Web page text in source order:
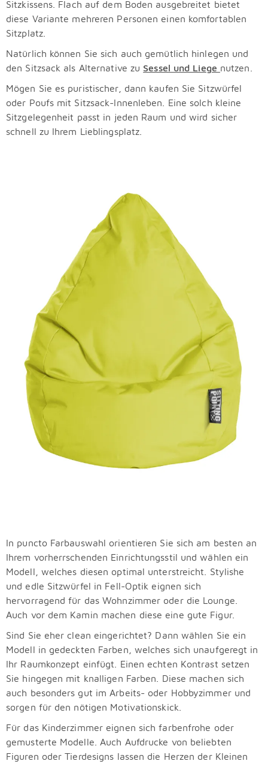
Sitzkissens. Flach auf dem Boden ausgebreitet bietet
diese Variante mehreren Personen einen komfortablen
Sitzplatz.
Natürlich können Sie sich auch gemütlich hinlegen und
den Sitzsack als Alternative zu Sessel und Liege nutzen.
Mögen Sie es puristischer, dann kaufen Sie Sitzwürfel
oder Poufs mit Sitzsack-Innenleben. Eine solch kleine
Sitzgelegenheit passt in jeden Raum und wird sicher
schnell zu Ihrem Lieblingsplatz.
In puncto Farbauswahl orientieren Sie sich am besten an
Ihrem vorherrschenden Einrichtungsstil und wählen ein
Modell, welches diesen optimal unterstreicht. Stylishe
und edle Sitzwürfel in Fell-Optik eignen sich
hervorragend für das Wohnzimmer oder die Lounge.
Auch vor dem Kamin machen diese eine gute Figur.
Sind Sie eher clean eingerichtet? Dann wählen Sie ein
Modell in gedeckten Farben, welches sich unaufgeregt in
Ihr Raumkonzept einfügt. Einen echten Kontrast setzen
Sie hingegen mit knalligen Farben. Diese machen sich
auch besonders gut im Arbeits- oder Hobbyzimmer und
sorgen für den nötigen Motivationskick.
Für das Kinderzimmer eignen sich farbenfrohe oder
gemusterte Modelle. Auch Aufdrucke von beliebten
Figuren oder Tierdesigns lassen die Herzen der Kleinen